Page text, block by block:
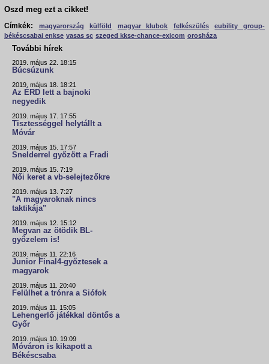
Oszd meg ezt a cikket!
Címkék:
magyarország külföld magyar klubok felkészülés
eubility group-
békéscsabai enkse vasas sc szeged kkse-chance-exicom orosháza
További hírek
2019. május 22. 18:15
Búcsúzunk
2019. május 18. 18:21
Az ÉRD lett a bajnoki
negyedik
2019. május 17. 17:55
Tisztességgel helytállt a
Móvár
2019. május 15. 17:57
Snelderrel győzött a Fradi
2019. május 15. 7:19
Női keret a vb-selejtezőkre
2019. május 13. 7:27
"A magyaroknak nincs
taktikája"
2019. május 12. 15:12
Megvan az ötödik BL-
győzelem is!
2019. május 11. 22:16
Junior Final4-győztesek a
magyarok
2019. május 11. 20:40
Felülhet a trónra a Siófok
2019. május 11. 15:05
Lehengerlő játékkal döntős a
Győr
2019. május 10. 19:09
Móváron is kikapott a
Békéscsaba